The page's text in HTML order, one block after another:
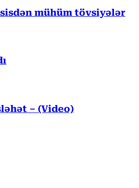
mühüm tövsiyələr
– (Video)